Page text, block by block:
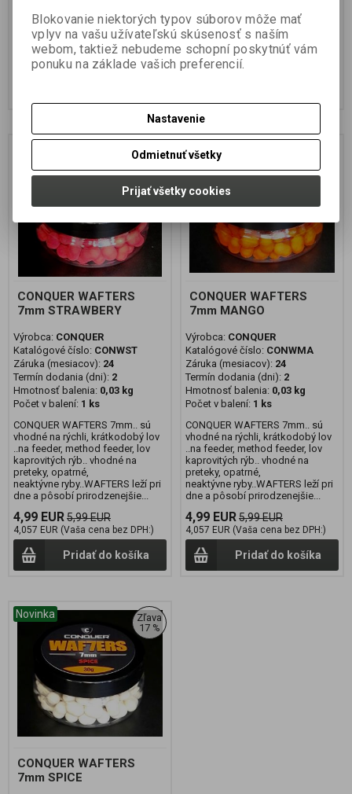
neaktývne ryby..WAFTERS leží pri
dne a pôsobí prirodzenejšie...
4,99 EUR5,99 EUR
4,057 EUR (Vaša cena bez DPH:)
neaktývne ryby..WAFTERS leží pri
dne a pôsobí prirodzenejšie...
4,99 EUR5,99 EUR
4,057 EUR (Vaša cena bez DPH:)
Zľava
17 %
CONQUER WAFTERS
7mm STRAWBERY
Výrobca: CONQUER
Katalógové číslo: CONWST
Záruka (mesiacov): 24
Termín dodania (dni): 2
Hmotnosť balenia: 0,03 kg
Počet v balení: 1 ks
CONQUER WAFTERS 7mm.. sú
vhodné na rýchli, krátkodobý lov
..na feeder, method feeder, lov
kaprovitých rýb.. vhodné na
preteky, opatrné,
neaktývne ryby..WAFTERS leží pri
dne a pôsobí prirodzenejšie...
4,99 EUR5,99 EUR
4,057 EUR (Vaša cena bez DPH:)
Pridať do košíka
CONQUER WAFTERS
7mm MANGO
Výrobca: CONQUER
Katalógové číslo: CONWMA
Záruka (mesiacov): 24
Termín dodania (dni): 2
Hmotnosť balenia: 0,03 kg
Počet v balení: 1 ks
CONQUER WAFTERS 7mm.. sú
vhodné na rýchli, krátkodobý lov
..na feeder, method feeder, lov
kaprovitých rýb.. vhodné na
preteky, opatrné,
neaktývne ryby..WAFTERS leží pri
dne a pôsobí prirodzenejšie...
4,99 EUR5,99 EUR
4,057 EUR (Vaša cena bez DPH:)
Pridať do košíka
Novinka
Zľava
17 %
CONQUER WAFTERS
7mm SPICE
Blokovanie niektorých typov súborov môže mať
vplyv na vašu užívateľskú skúsenosť s naším
webom, taktiež nebudeme schopní poskytnúť vám
ponuku na základe vašich preferencií.
Nastavenie
Odmietnuť všetky
Prijať všetky cookies